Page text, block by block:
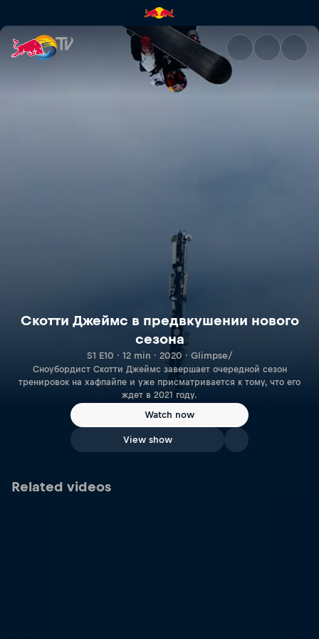
Скотти Джеймс в
Скотти Джеймс в предвкушении нового
сезона
S1 E10 · 12 min · 2020 · Glimpse/
Сноубордист Скотти Джеймс завершает очередной сезон
тренировок на хафпайпе и уже присматривается к тому, что его
ждет в 2021 году.
Watch now
View show
Related videos